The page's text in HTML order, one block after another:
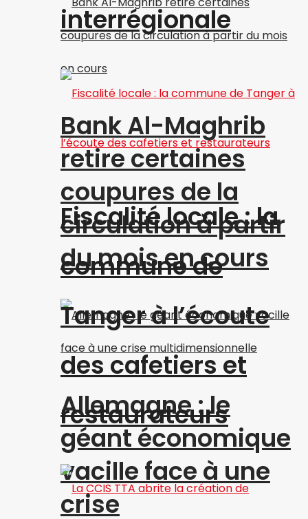
Bank Al-Maghrib
retire certaines
coupures de la
circulation à partir
du mois en cours
Allemagne : le
géant économique
vacille face à une
crise
interrégionale
Fiscalité locale : la
commune de
Tanger à l’écoute
des cafetiers et
restaurateurs